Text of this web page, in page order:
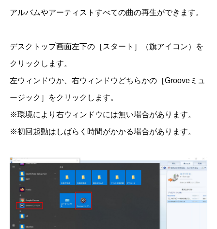
アルバムやアーティストすべての曲の再生ができます。
デスクトップ画面左下の［スタート］（旗アイコン）を
クリックします。
左ウィンドウか、右ウィンドウどちらかの［Grooveミュ
ージック］をクリックします。
※環境により右ウィンドウには無い場合があります。
※初回起動はしばらく時間がかかる場合があります。